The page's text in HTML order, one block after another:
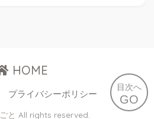
目次へ
GO
HOME
プライバシーポリシー
と All rights reserved.